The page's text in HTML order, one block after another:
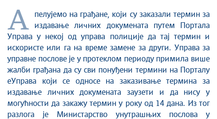
А
пелујемо на грађане, који су заказали термин за
издавање личних докумената путем Портала
Управа у некој од управа полиције да тај термин и
искористе или га на време замене за други. Управа за
управне послове је у протеклом периоду примила више
жалби грађана да су сви понуђени термини на Порталу
еУправа који се односе на заказивање термина за
издавање личних докумената заузети и да нису у
могућности да закажу термин у року од 14 дана. Из тог
разлога је Министарство унутрашњих послова у